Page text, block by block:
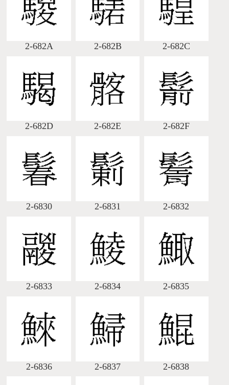
2-682A 2-682B 2-682C
2-682D 2-682E 2-682F
2-6830 2-6831 2-6832
2-6833 2-6834 2-6835
2-6836 2-6837 2-6838